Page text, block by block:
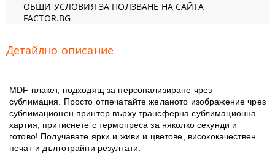
ОБЩИ УСЛОВИЯ ЗА ПОЛЗВАНЕ НА САЙТА
FACTOR.BG
Детайлно описание
МDF плакет, подходящ за персонализиране чрез
сублимация. Просто отпечатайте желаното изображение чрез
сублимационен принтер върху трансферна сублимационна
хартия, притиснете с термопреса за няколко секунди и
готово! Получавате ярки и живи и цветове, висококачествен
печат и дълготрайни резултати